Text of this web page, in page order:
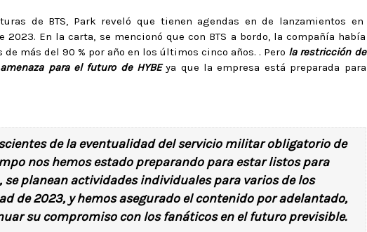
de BTS, Park reveló que tienen agendas en de lanzamientos en
En la carta, se mencionó que con BTS a bordo, la compañía había
más del 90 % por año en los últimos cinco años. . Pero la restricción de
para el futuro de HYBEya que la empresa está preparada para
de la eventualidad del servicio militar obligatorio de
nos hemos estado preparando para estar listos para
se planean actividades individuales para varios de los
de 2023, y hemos asegurado el contenido por adelantado,
su compromiso con los fanáticos en el futuro previsible.